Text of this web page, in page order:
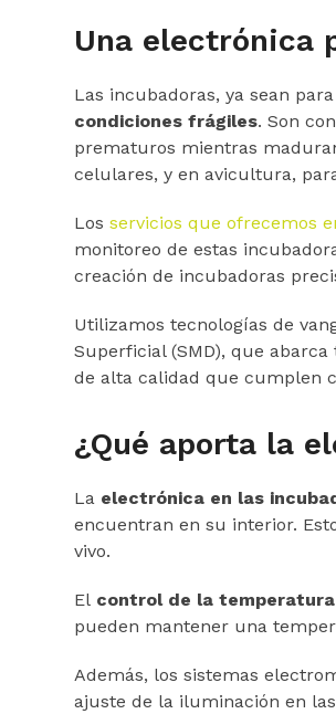
Una electrónica
Las incubadoras, ya sean
condiciones frágiles. Son
prematuros mientras
celulares, y en avicultura,
Losservicios que ofrecemos
monitoreo de estas
creación de incubadoras
Utilizamos tecnologías de
Superficial (SMD), que
de alta calidad que cumplen
¿Qué aporta la
La electrónica en las
encuentran en su interior.
vivo.
El control de la temperatura
pueden mantener una
Además, los sistemas
ajuste de la iluminación en